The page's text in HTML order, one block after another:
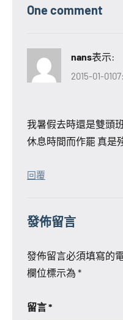
One comment
nans表示:
2015-01-
我暑假去時還是雙頭
休息時間而作罷 真是
回覆
發佈留言
發佈留言必須填寫的
欄位標示為 *
留言*